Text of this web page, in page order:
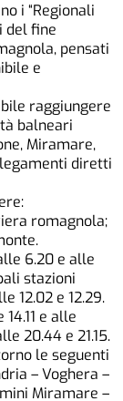
i “Regionali
del fine
pensati
e
raggiungere
balneari
Miramare,
diretti
romagnola;
6.20 e alle
stazioni
12.02 e 12.29.
e alle
20.44 e 21.15.
le seguenti
– Voghera –
Miramare –